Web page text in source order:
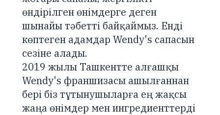
өндірілген өнімдерге деген
шынайы тәбетті байқаймыз. Енді
көптеген адамдар Wendy's сапасын
сезіне алады.
2019 жылы Ташкентте алғашқы
Wendy's франшизасы ашылғаннан
бері біз тұтынушыларға ең жақсы
жаңа өнімдер мен ингредиенттерді